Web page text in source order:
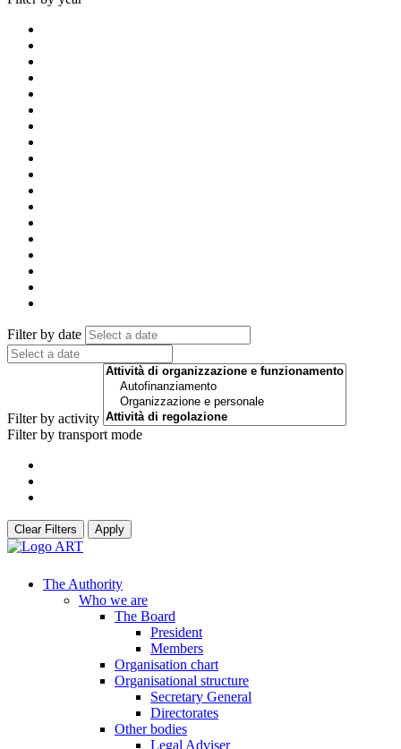
Filter by date
Filter by activity
Filter by transport mode
Clear Filters Apply
The Authority
Who we are
The Board
President
Members
Organisation chart
Organisational structure
Secretary General
Directorates
Other bodies
Legal Adviser